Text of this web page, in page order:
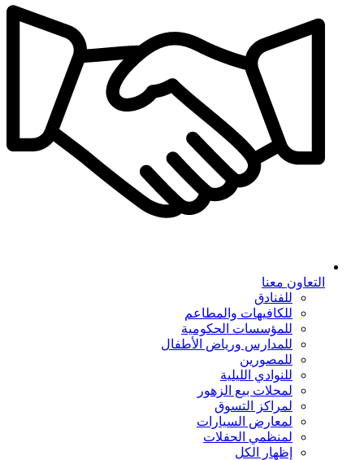
التعاون معنا
للفنادق
للكافيهات والمطاعم
للمؤسسات الحكومية
للمدارس ورياض الأطفال
للمصورين
للنوادي الليلية
لمحلات بيع الزهور
لمراكز التسوق
لمعارض السيارات
لمنظمي الحفلات
إظهار الكل